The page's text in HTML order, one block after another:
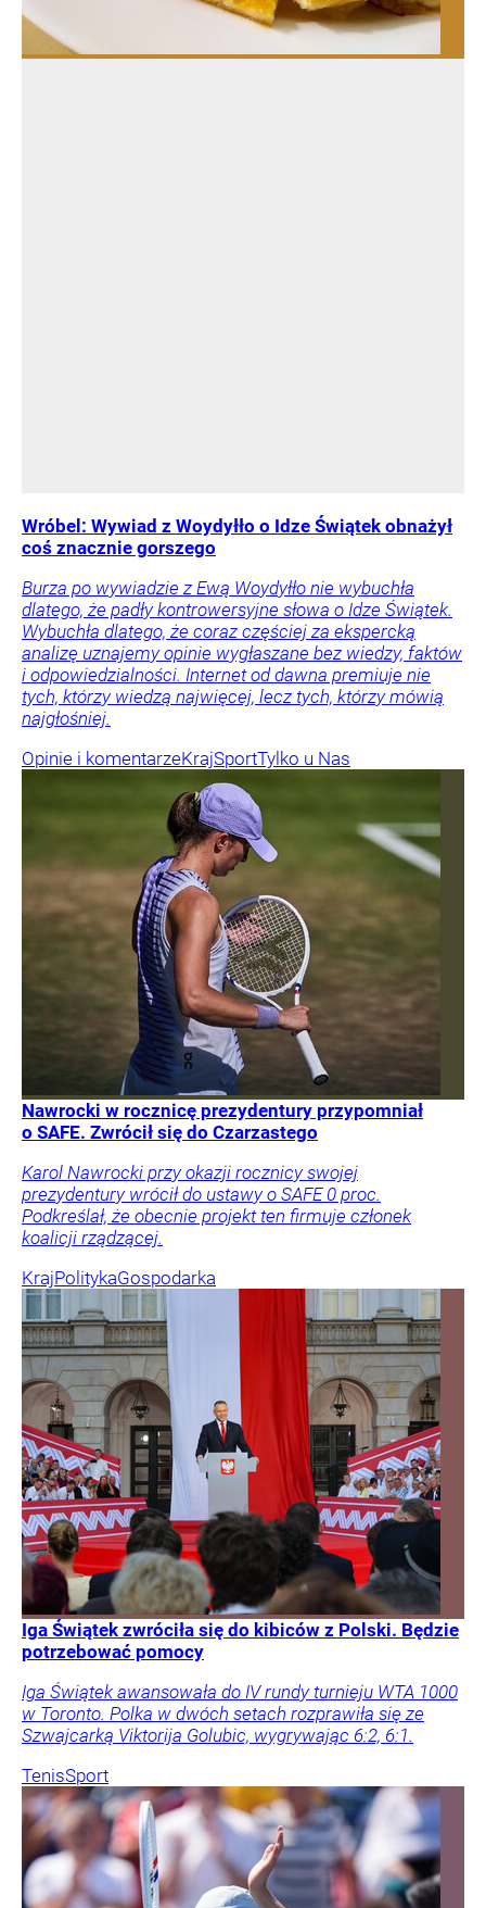
Wróbel: Wywiad z Woydyłło o Idze Świątek obnażył
coś znacznie gorszego
Burza po wywiadzie z Ewą Woydyłło nie wybuchła
dlatego, że padły kontrowersyjne słowa o Idze Świątek.
Wybuchła dlatego, że coraz częściej za ekspercką
analizę uznajemy opinie wygłaszane bez wiedzy, faktów
i odpowiedzialności. Internet od dawna premiuje nie
tych, którzy wiedzą najwięcej, lecz tych, którzy mówią
najgłośniej.
Opinie i komentarzeKrajSportTylko u Nas
Nawrocki w rocznicę prezydentury przypomniał
o SAFE. Zwrócił się do Czarzastego
Karol Nawrocki przy okazji rocznicy swojej
prezydentury wrócił do ustawy o SAFE 0 proc.
Podkreślał, że obecnie projekt ten firmuje członek
koalicji rządzącej.
KrajPolitykaGospodarka
Iga Świątek zwróciła się do kibiców z Polski. Będzie
potrzebować pomocy
Iga Świątek awansowała do IV rundy turnieju WTA 1000
w Toronto. Polka w dwóch setach rozprawiła się ze
Szwajcarką Viktorija Golubic, wygrywając 6:2, 6:1.
TenisSport